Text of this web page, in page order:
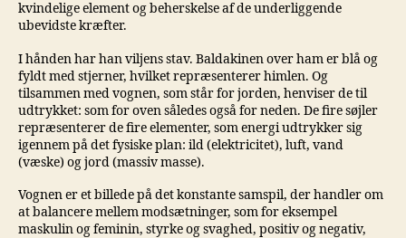
kvindelige element og beherskelse af de underliggende
ubevidste kræfter.
I hånden har han viljens stav. Baldakinen over ham er blå og
fyldt med stjerner, hvilket repræsenterer himlen. Og
tilsammen med vognen, som står for jorden, henviser de til
udtrykket: som for oven således også for neden. De fire søjler
repræsenterer de fire elementer, som energi udtrykker sig
igennem på det fysiske plan: ild (elektricitet), luft, vand
(væske) og jord (massiv masse).
Vognen er et billede på det konstante samspil, der handler om
at balancere mellem modsætninger, som for eksempel
maskulin og feminin, styrke og svaghed, positiv og negativ,